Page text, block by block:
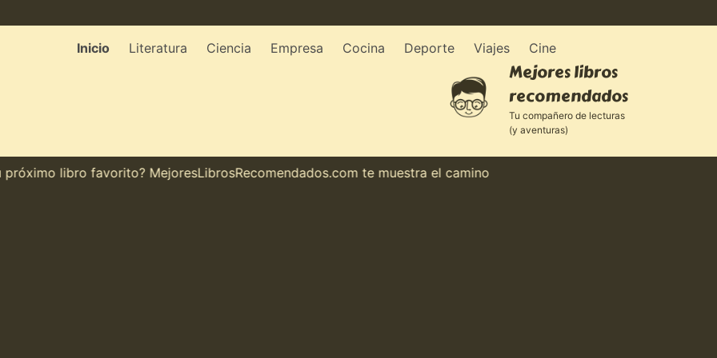
Inicio Literatura Ciencia Empresa Cocina Deporte Viajes Cine
Mejores libros
recomendados
Tu compañero de lecturas
(y aventuras)
libro favorito? MejoresLibrosRecomendados.com te muestra el camino